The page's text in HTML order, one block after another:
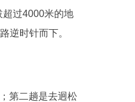
超过4000米的地
逆时针而下。
第二趟是去迥松